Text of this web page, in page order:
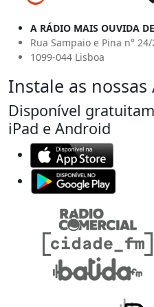
A RÁDIO MAIS OUVIDA
Rua Sampaio e Pina n°
1099-044 Lisboa
Instale as nossas
Disponível
iPad e Android